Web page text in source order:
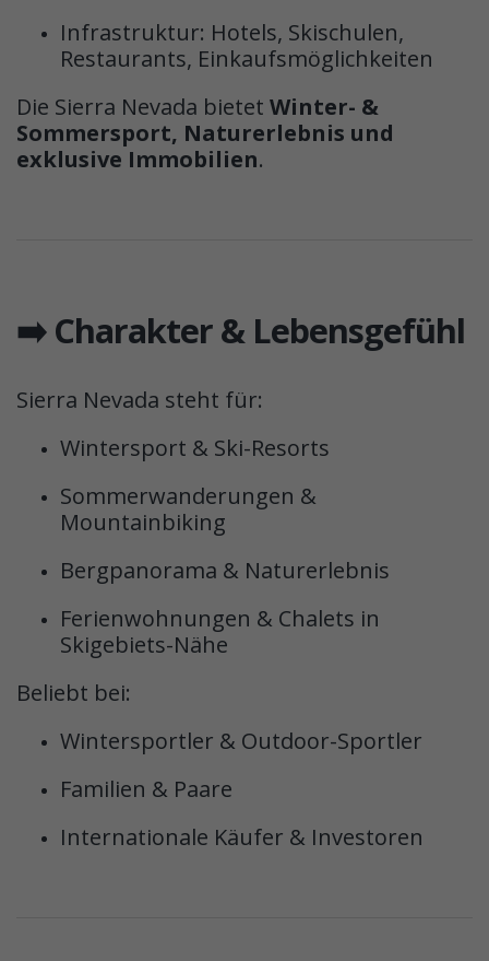
Infrastruktur: Hotels, Skischulen,
Restaurants, Einkaufsmöglichkeiten
Die Sierra Nevada bietet Winter- &
Sommersport, Naturerlebnis und
exklusive Immobilien.
➡️ Charakter & Lebensgefühl
Sierra Nevada steht für:
Wintersport & Ski-Resorts
Sommerwanderungen &
Mountainbiking
Bergpanorama & Naturerlebnis
Ferienwohnungen & Chalets in
Skigebiets-Nähe
Beliebt bei:
Wintersportler & Outdoor-Sportler
Familien & Paare
Internationale Käufer & Investoren